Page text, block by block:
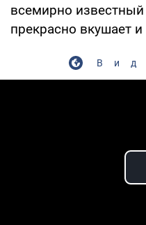
всемирно известный
прекрасно вкушает и